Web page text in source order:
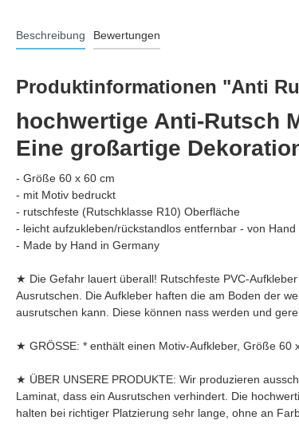
Beschreibung Bewertungen
Produktinformationen "Anti
hochwertige Anti-Rutsch
Eine großartige
- Größe 60 x 60 cm
- mit Motiv bedruckt
- rutschfeste (Rutschklasse R10) Oberfläche
- leicht aufzukleben/rückstandlos entfernbar - von Hand
- Made by Hand in Germany
★ Die Gefahr lauert überall! Rutschfeste PVC-
Ausrutschen. Die Aufkleber haften die am Boden der
ausrutschen kann. Diese können nass werden und
★ GRÖSSE: * enthält einen Motiv-Aufkleber, Größe 60
★ ÜBER UNSERE PRODUKTE: Wir produzieren
Laminat, dass ein Ausrutschen verhindert. Die
halten bei richtiger Platzierung sehr lange, ohne an